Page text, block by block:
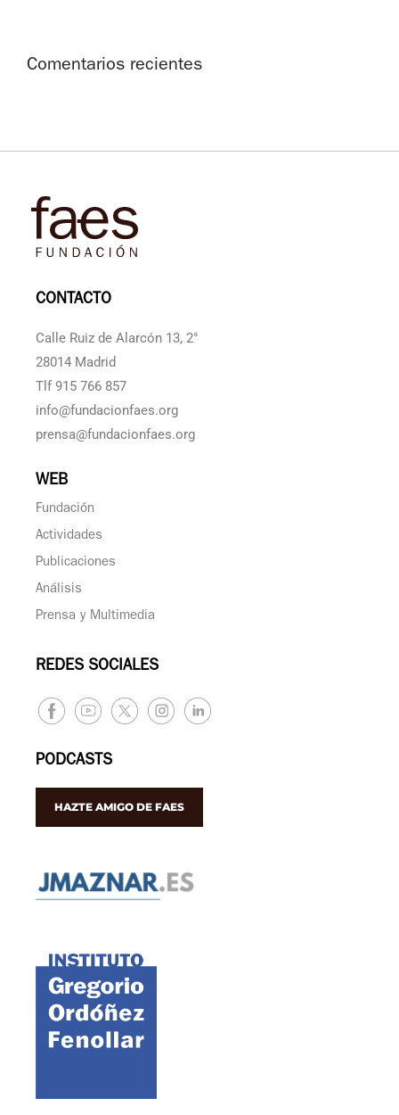
Comentarios recientes
CONTACTO
Calle Ruiz de Alarcón 13, 2°
28014 Madrid
Tlf 915 766 857
info@fundacionfaes.org
prensa@fundacionfaes.org
WEB
Fundación
Actividades
Publicaciones
Análisis
Prensa y Multimedia
REDES SOCIALES
PODCASTS
HAZTE AMIGO DE FAES